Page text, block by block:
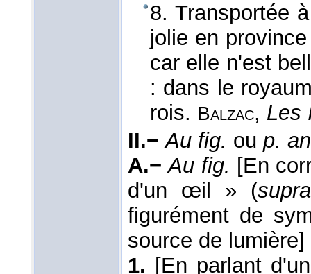
8. Transportée
jolie en
car elle n'est
: dans le
rois. Balzac, Les
II.− Au fig. ou p.
A.− Au fig. [En
d'un œil » (supra
figurément de
source de lumière]
1. [En parlant